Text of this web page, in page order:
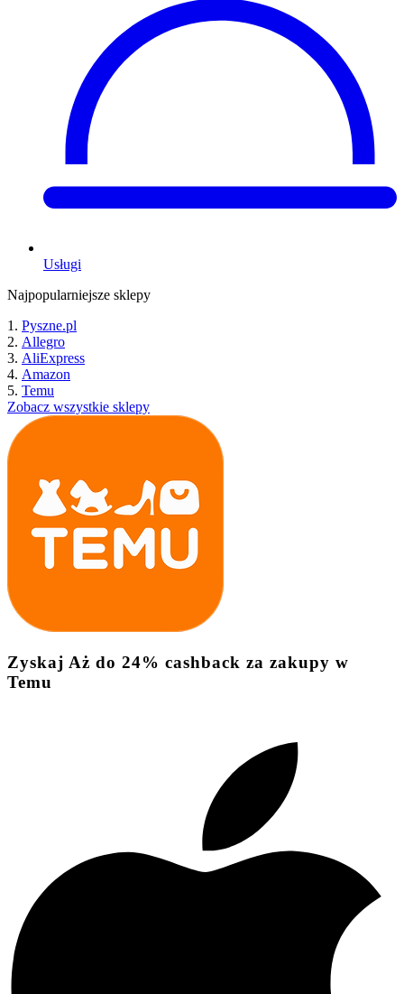
Usługi
Najpopularniejsze sklepy
Pyszne.pl
Allegro
AliExpress
Amazon
Temu
Zobacz wszystkie sklepy
Zyskaj Aż do 24% cashback za zakupy w
Temu